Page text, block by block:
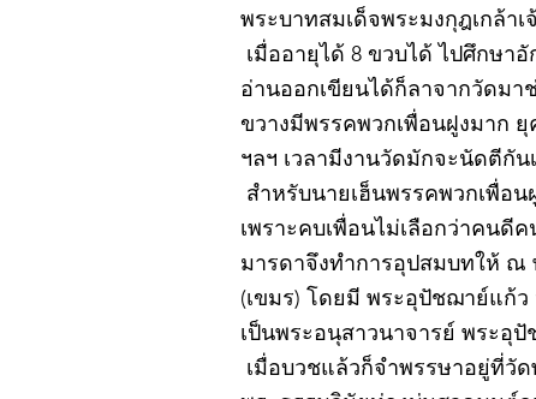
พระบาทสมเด็จพระมงกุฎเกล้า
เมื่ออายุได้ 8 ขวบได้ ไปศึกษ
อ่านออกเขียนได้ก็ลาจากวัดม
ขวางมีพรรคพวกเพื่อนฝูงมาก
ฯลฯ เวลามีงานวัดมักจะนัดตีกัน
สำหรับนายเฮ็นพรรคพวกเพื่อ
เพราะคบเพื่อนไม่เลือกว่าคนดี
มารดาจึงทำการอุปสมบทให้ ณ
(เขมร) โดยมี พระอุปัชฌาย์แก้
เป็นพระอนุสาวนาจารย์ พระอุ
เมื่อบวชแล้วก็จำพรรษาอยู่ที่วั